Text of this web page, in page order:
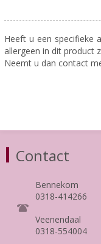
Heeft u een specifieke
allergeen in dit product
Neemt u dan contact
Contact
Bennekom
0318-414266
Veenendaal
0318-554004